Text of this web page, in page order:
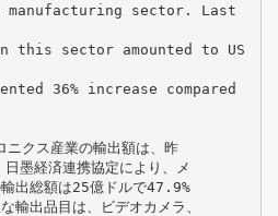
manufacturing sector. Last
this sector amounted to US
36% increase compared
クス産業の輸出額は、昨
墨経済連携協定により、メ
出総額は25億ドルで47.9%
輸出品目は、ビデオカメラ、